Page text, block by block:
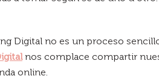
Digital no es un proceso
nos complace compartir
online.